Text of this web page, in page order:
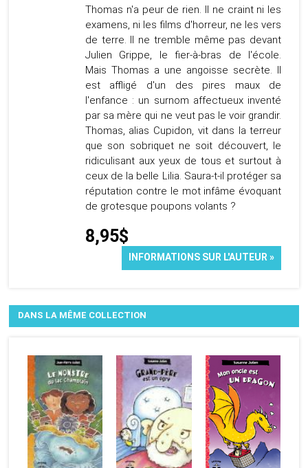
Thomas n'a peur de rien. Il ne craint ni les
examens, ni les films d'horreur, ne les vers
de terre. Il ne tremble même pas devant
Julien Grippe, le fier-à-bras de l'école.
Mais Thomas a une angoisse secrète. Il
est affligé d'un des pires maux de
l'enfance : un surnom affectueux inventé
par sa mère qui ne veut pas le voir grandir.
Thomas, alias Cupidon, vit dans la terreur
que son sobriquet ne soit découvert, le
ridiculisant aux yeux de tous et surtout à
ceux de la belle Lilia. Saura-t-il protéger sa
réputation contre le mot infâme évoquant
de grotesque poupons volants ?
8,95$
INFORMATIONS SUR L'AUTEUR »
DANS LA MÊME COLLECTION